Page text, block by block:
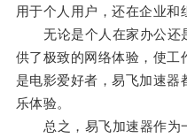
用于个人用户，还在企业和
无论是个人在家办公还
供了极致的网络体验，使工
是电影爱好者，易飞加速器
乐体验。
总之，易飞加速器作为